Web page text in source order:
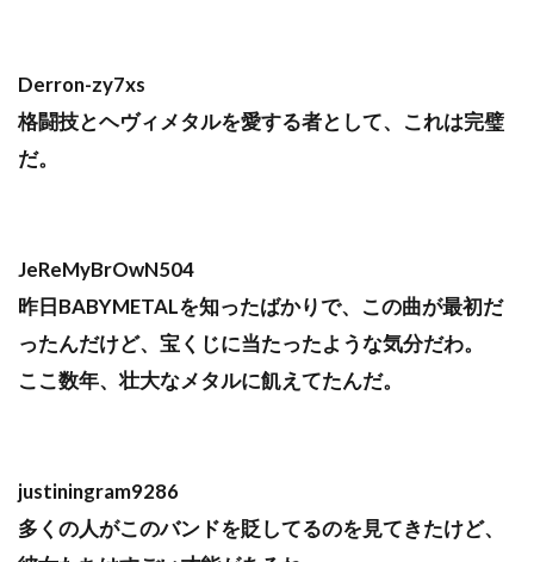
Derron-zy7xs
格闘技とヘヴィメタルを愛する者として、これは完璧
だ。
JeReMyBrOwN504
昨日BABYMETALを知ったばかりで、この曲が最初だ
ったんだけど、宝くじに当たったような気分だわ。
ここ数年、壮大なメタルに飢えてたんだ。
justiningram9286
多くの人がこのバンドを貶してるのを見てきたけど、